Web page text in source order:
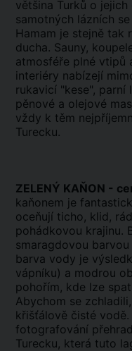
většina Turků o
samotných lázních
Hamam je stejně tak
ducha. Sauny,
atmosféře plné vtipů
interiéry nabízejí
rukavicí "kese", parní
pěnové a olejové
vždy k těm
Turecku.
ZELENÝ KAŇON -
kaňonem je
oceňují ticho, klid,
pohádkovou krajinu.
smaragdovou
barva vody je
vápníku) a modrou
pohořím, kde lze
Abychom se
křišťálově čisté
fotografování
Turecku, která tuto